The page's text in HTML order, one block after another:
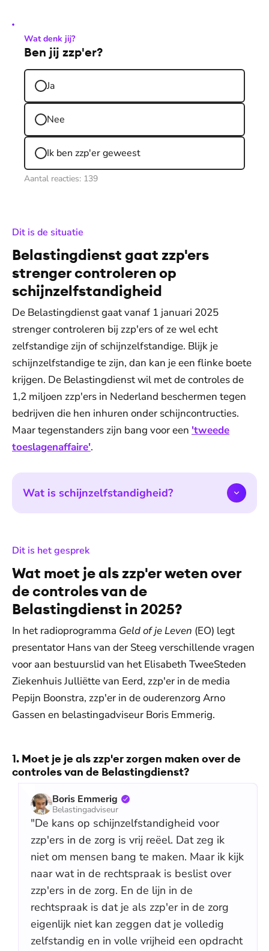
Wat denk jij?
Ben jij zzp'er?
Ja
Nee
Ik ben zzp'er geweest
Aantal reacties: 139
Dit is de situatie
Belastingdienst gaat zzp'ers
strenger controleren op
schijnzelfstandigheid
De Belastingdienst gaat vanaf 1 januari 2025
strenger controleren bij zzp'ers of ze wel echt
zelfstandige zijn of schijnzelfstandige. Blijk je
schijnzelfstandige te zijn, dan kan je een flinke boete
krijgen. De Belastingdienst wil met de controles de
1,2 miljoen zzp'ers in Nederland beschermen tegen
bedrijven die hen inhuren onder schijncontructies.
Maar tegenstanders zijn bang voor een 'tweede
toeslagenaffaire'.
Wat is schijnzelfstandigheid?
Dit is het gesprek:
Wat moet je als zzp'er weten over
de controles van de
Belastingdienst in 2025?
In het radioprogramma Geld of je Leven (EO) legt
presentator Hans van der Steeg verschillende vragen
voor aan bestuurslid van het Elisabeth TweeSteden
Ziekenhuis Julliëtte van Eerd, zzp'er in de media
Pepijn Boonstra, zzp'er in de ouderenzorg Arno
Gassen en belastingadviseur Boris Emmerig.
1. Moet je je als zzp'er zorgen maken over de
controles van de Belastingdienst?
Boris Emmerig
Belastingadviseur
"De kans op schijnzelfstandigheid voor
zzp'ers in de zorg is vrij reëel. Dat zeg ik
niet om mensen bang te maken. Maar ik kijk
naar wat in de rechtspraak is beslist over
zzp'ers in de zorg. En de lijn in de
rechtspraak is dat je als zzp'er in de zorg
eigenlijk niet kan zeggen dat je volledig
zelfstandig en in volle vrijheid een opdracht